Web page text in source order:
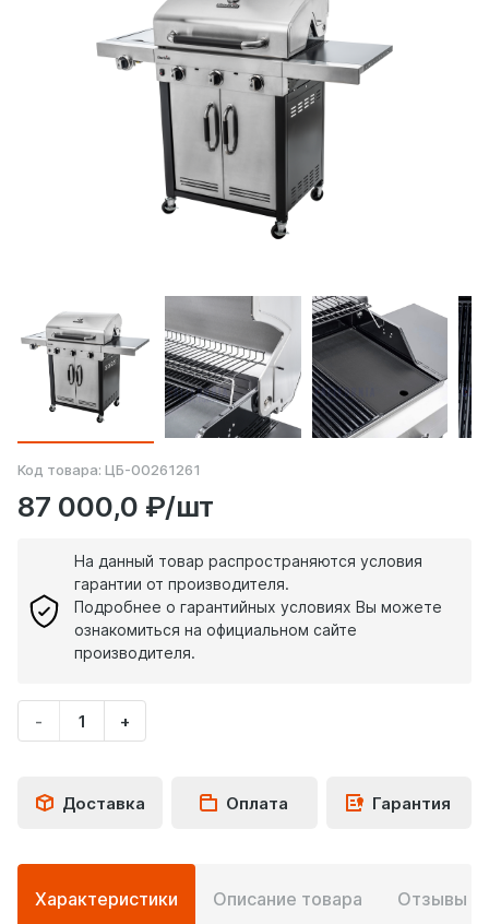
Код товара: ЦБ-00261261
87 000,0 ₽/шт
На данный товар распространяются условия
гарантии от производителя.
Подробнее о гарантийных условиях Вы можете
ознакомиться на официальном сайте
производителя.
-
Укажите
количество
+
Доставка Оплата Гарантия
Подробная
информация
Характеристики Описание товара Отзывы